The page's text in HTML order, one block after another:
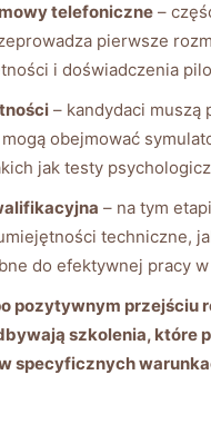
telefoniczne –
pierwsze
i doświadczenia
– kandydaci muszą
obejmować
jak testy
– na tym
techniczne,
do efektywnej pracy
pozytywnym przejściu
szkolenia, które
specyficznych